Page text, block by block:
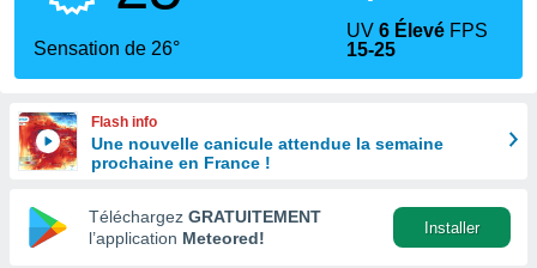
en
Sensation de 26°
UV6 Élevé FPS
15-25
Flash info
Une nouvelle canicule attendue la semaine
prochaine en France !
Téléchargez GRATUITEMENT
l’application Meteored!
Installer